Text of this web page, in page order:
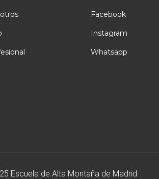
Facebook
Instagram
Whatsapp
Escuela de Alta Montaña de Madrid